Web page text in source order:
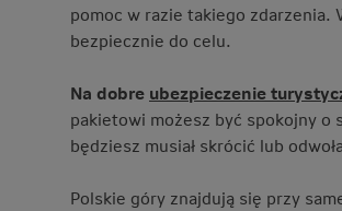
pomoc w razie takiego zdarzenia.
bezpiecznie do celu.
Na dobre ubezpieczenie
pakietowi możesz być spokojny o
będziesz musiał skrócić lub
Polskie góry znajdują się przy